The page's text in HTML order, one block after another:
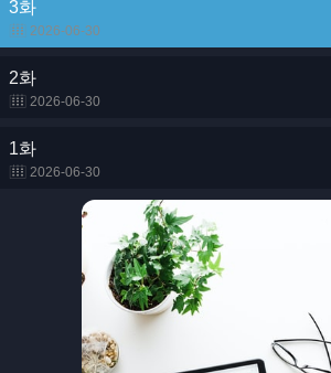
3화
2026-06-30
2화
2026-06-30
1화
2026-06-30